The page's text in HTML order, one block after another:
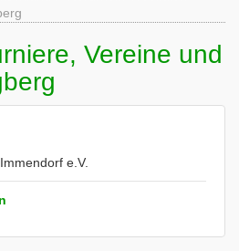
Vereine und
e.V.